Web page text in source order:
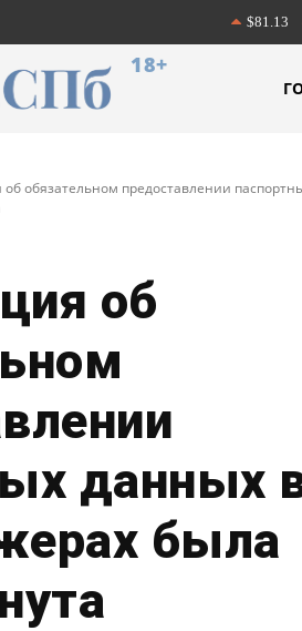
$81.13
18+
обязательном предоставлении
об
данных
была